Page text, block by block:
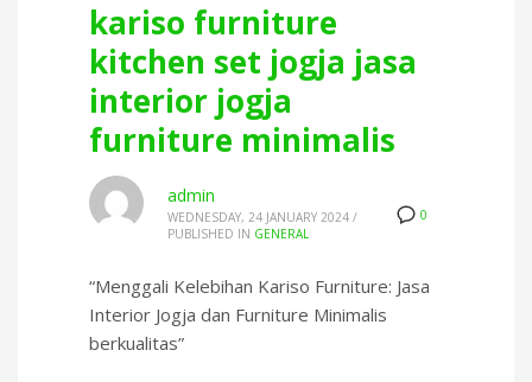
kariso furniture
kitchen set jogja jasa
interior jogja
furniture minimalis
0
admin
WEDNESDAY, 24 JANUARY 2024 /
PUBLISHED IN GENERAL
“Menggali Kelebihan Kariso Furniture: Jasa
Interior Jogja dan Furniture Minimalis
berkualitas”